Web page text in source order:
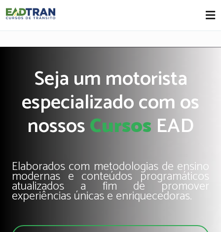
Eadtran
-
Seja um motorista
especializado com os
nossosCursos EAD
Elaborados com metodologias de ensino
modernas e conteúdos programáticos
atualizados a fim de promover
experiências únicas e enriquecedoras.